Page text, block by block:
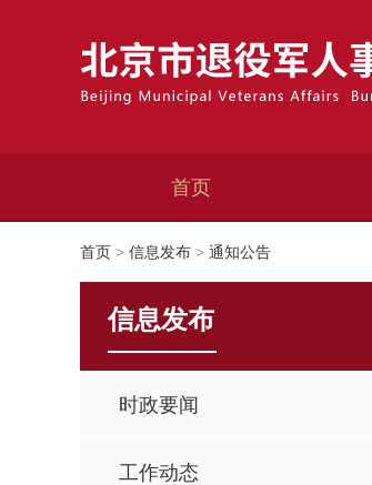
首页
首页 > 信息发布 > 通知公告
信息发布
时政要闻
工作动态